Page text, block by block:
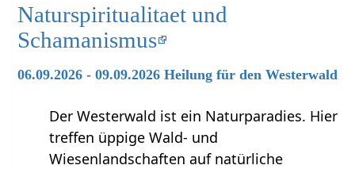
Naturspiritualitaet und
Schamanismus
06.09.2026 - 09.09.2026 Heilung für den Westerwald
Der Westerwald ist ein Naturparadies. Hier
treffen üppige Wald- und
Wiesenlandschaften auf natürliche